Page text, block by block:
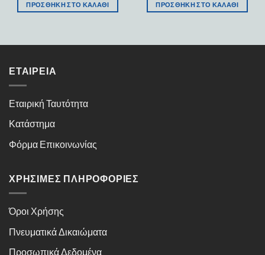
ΠΡΟΣΘΉΚΗ ΣΤΟ ΚΑΛΆΘΙ ΠΡΟΣΘΉΚΗ ΣΤΟ ΚΑΛΆΘΙ
ΕΤΑΙΡΕΊΑ
Εταιρική Ταυτότητα
Κατάστημα
Φόρμα Επικοινωνίας
ΧΡΉΣΙΜΕΣ ΠΛΗΡΟΦΟΡΊΕΣ
Όροι Χρήσης
Πνευματικά Δικαιώματα
Προσωπικά Δεδομένα